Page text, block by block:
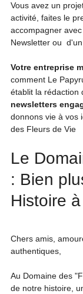
Vous avez un
activité, faites le
accompagner
Newsletter ou
Votre entreprise
comment Le
établit la rédaction
newsletters
donnons vie à vos
des Fleurs de Vie
Le
: Bien
Histoire
Chers amis,
authentiques,
Au Domaine des
de notre histoire,